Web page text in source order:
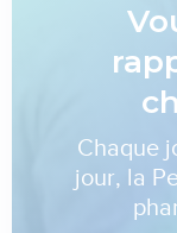
Chaque
jour, la